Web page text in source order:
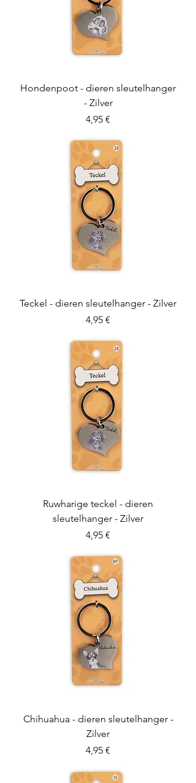
Hondenpoot - dieren sleutelhanger
- Zilver
Preis
4,95 €
Teckel - dieren sleutelhanger - Zilver
Preis
4,95 €
Ruwharige teckel - dieren
sleutelhanger - Zilver
Preis
4,95 €
Chihuahua - dieren sleutelhanger -
Zilver
Preis
4,95 €